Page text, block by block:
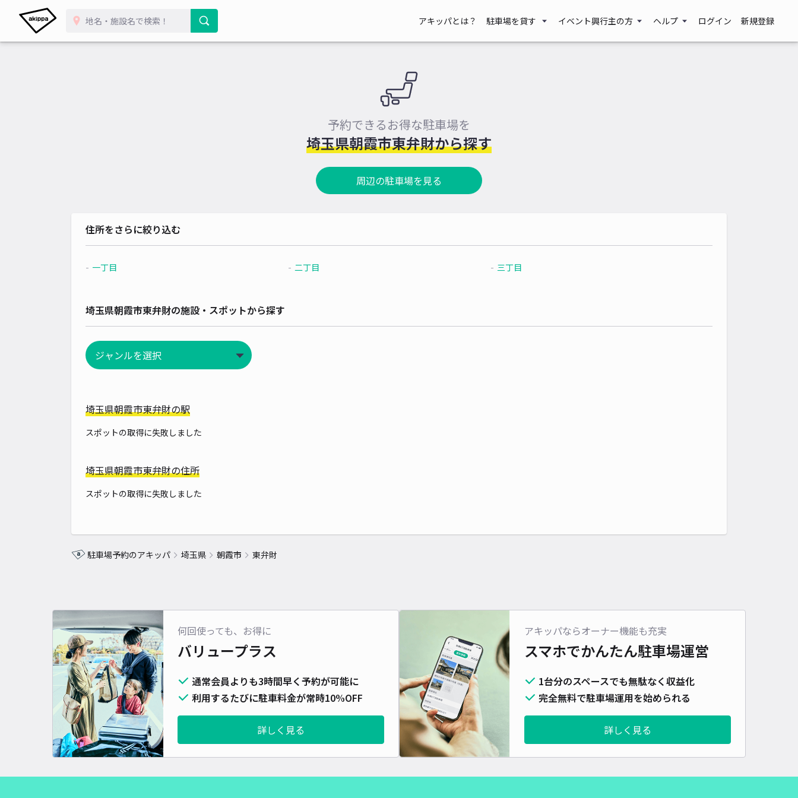
アキッパとは？ 駐車場を貸す イベント興行主の方 ヘルプ ログイン 新規登録
予約できるお得な駐車場を
埼玉県朝霞市東弁財から探す
周辺の駐車場を見る
住所をさらに絞り込む
一丁目 二丁目 三丁目
埼玉県朝霞市東弁財の施設・スポットから探す
埼玉県朝霞市東弁財の駅
スポットの取得に失敗しました
埼玉県朝霞市東弁財の住所
スポットの取得に失敗しました
駐車場予約のアキッパ 埼玉県 朝霞市 東弁財
何回使っても、お得に
バリュープラス
通常会員よりも3時間早く予約が可能に
利用するたびに駐車料金が常時10%OFF
詳しく見る
アキッパならオーナー機能も充実
スマホでかんたん駐車場運営
1台分のスペースでも無駄なく収益化
完全無料で駐車場運用を始められる
詳しく見る